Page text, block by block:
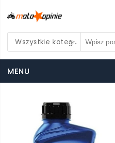
Wszystkie kategorie
MENU